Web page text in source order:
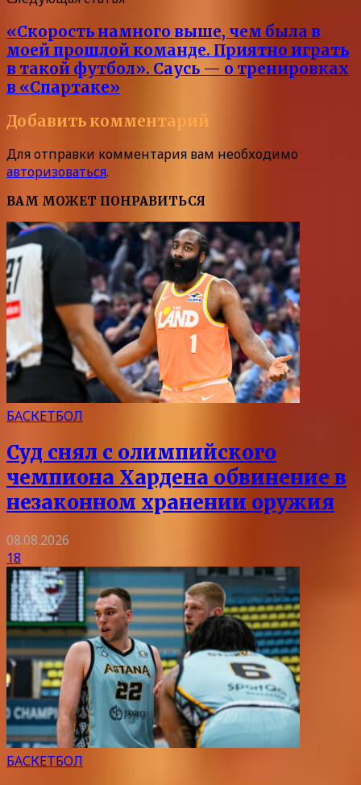
«Скорость намного выше, чем была в
моей прошлой команде. Приятно играть
в такой футбол». Саусь — о тренировках
в «Спартаке»
Добавить комментарий
Для отправки комментария вам необходимо
авторизоваться.
ВАМ МОЖЕТ ПОНРАВИТЬСЯ
БАСКЕТБОЛ
Суд снял с олимпийского
чемпиона Хардена обвинение в
незаконном хранении оружия
08.08.2026
18
БАСКЕТБОЛ